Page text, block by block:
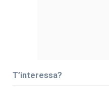
T’interessa?